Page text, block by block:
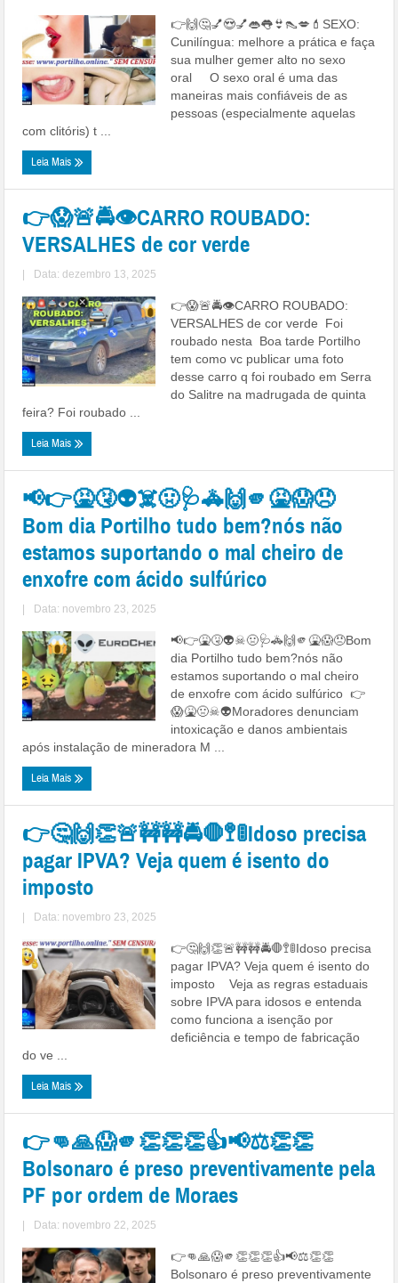
👉🙌🤔💅😍💅👄👅👙👠💋💄SEXO:
Cunilíngua: melhore a prática e faça
sua mulher gemer alto no sexo
oral O sexo oral é uma das
maneiras mais confiáveis ​​de as
pessoas (especialmente aquelas
com clitóris) t ...
Leia Mais
👉😱🚨🚔👁CARRO ROUBADO:
VERSALHES de cor verde
Data: dezembro 13, 2025
👉😱🚨🚔👁CARRO ROUBADO:
VERSALHES de cor verde Foi
roubado nesta Boa tarde Portilho
tem como vc publicar uma foto
desse carro q foi roubado em Serra
do Salitre na madrugada de quinta
feira? Foi roubado ...
Leia Mais
📢👉🤮🤧👽☠️🤢🩺🚓🙌🫵🤮😱😠
Bom dia Portilho tudo bem?nós não
estamos suportando o mal cheiro de
enxofre com ácido sulfúrico
Data: novembro 23, 2025
📢👉🤮🤧👽☠🤢🩺🚓🙌🫵🤮😱😠Bom
dia Portilho tudo bem?nós não
estamos suportando o mal cheiro
de enxofre com ácido sulfúrico 👉
😱🤮🤢☠👽Moradores denunciam
intoxicação e danos ambientais
após instalação de mineradora M ...
Leia Mais
👉🤔🙌👏🚨🚧🚧🚔🛑🚏🚦Idoso precisa
pagar IPVA? Veja quem é isento do
imposto
Data: novembro 23, 2025
👉🤔🙌👏🚨🚧🚧🚔🛑🚏🚦Idoso precisa
pagar IPVA? Veja quem é isento do
imposto Veja as regras estaduais
sobre IPVA para idosos e entenda
como funciona a isenção por
deficiência e tempo de fabricação
do ve ...
Leia Mais
👉👊🙏😱🫵👏👏👏👍📢⚖️👏👏
Bolsonaro é preso preventivamente pela
PF por ordem de Moraes
Data: novembro 22, 2025
👉👊🙏😱🫵👏👏👏👍📢⚖👏👏
Bolsonaro é preso preventivamente